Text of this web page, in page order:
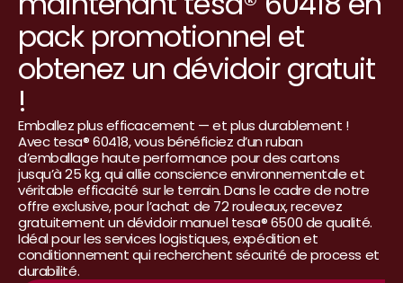
pack promotionnel et
obtenez un dévidoir gratuit
!
﻿Emballez plus efficacement — et plus durablement !
Avec tesa® 60418, vous bénéficiez d’un ruban
d’emballage haute performance pour des cartons
jusqu’à 25 kg, qui allie conscience environnementale et
véritable efficacité sur le terrain. Dans le cadre de notre
offre exclusive, pour l’achat de 72 rouleaux, recevez
gratuitement un dévidoir manuel tesa® 6500 de qualité.
Idéal pour les services logistiques, expédition et
conditionnement qui recherchent sécurité de process et
durabilité.﻿